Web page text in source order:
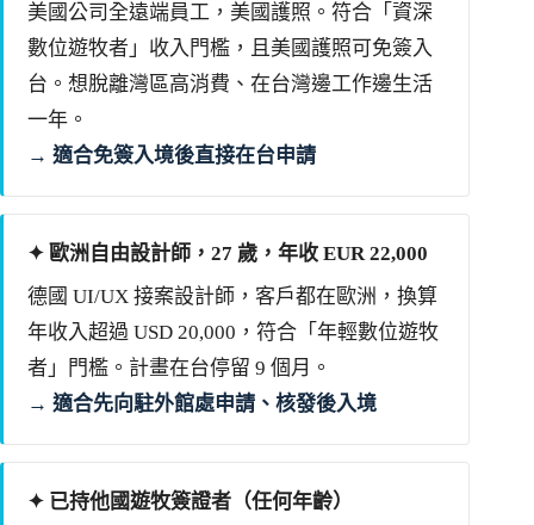
美國公司全遠端員工，美國護照。符合「資深
數位遊牧者」收入門檻，且美國護照可免簽入
台。想脫離灣區高消費、在台灣邊工作邊生活
一年。
→ 適合免簽入境後直接在台申請
✦ 歐洲自由設計師，27 歲，年收 EUR 22,000
德國 UI/UX 接案設計師，客戶都在歐洲，換算
年收入超過 USD 20,000，符合「年輕數位遊牧
者」門檻。計畫在台停留 9 個月。
→ 適合先向駐外館處申請、核發後入境
✦ 已持他國遊牧簽證者（任何年齡）